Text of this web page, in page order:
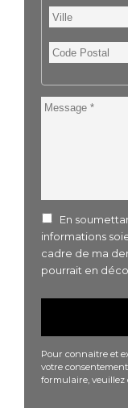
Ville
Code
Postal
Message
En
informations
cadre de ma
pourrait en
Pour connaitre et
votre
formulaire, veuillez